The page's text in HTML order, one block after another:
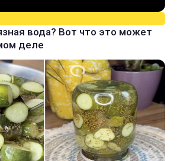
вода? Вот что это может
деле